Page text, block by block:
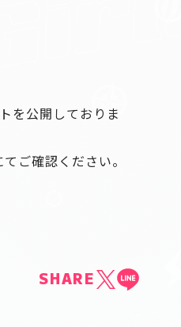
を公開しておりま
ご確認ください。
SHARE